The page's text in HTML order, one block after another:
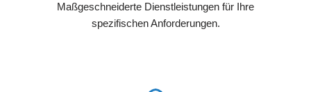
Maßgeschneiderte Dienstleistungen für Ihre
spezifischen Anforderungen.